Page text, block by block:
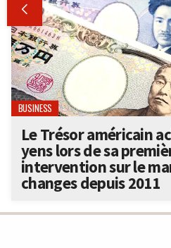

BUSINESS
Le Trésor américain
yens lors de sa
intervention sur le
changes depuis 2011